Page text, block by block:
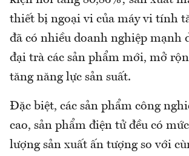
thiết bị ngoại vi của máy vi tính
đã có nhiều doanh nghiệp mạnh
đại trà các sản phẩm mới, mở
tăng năng lực sản suất.
Đặc biệt, các sản phẩm công
cao, sản phẩm điện tử đều có
lượng sản xuất ấn tượng so với